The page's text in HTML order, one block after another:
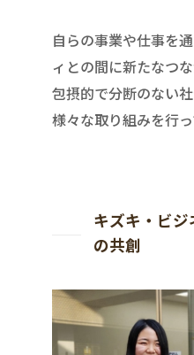
自らの事業や仕事を
ィとの間に新たなつ
包摂的で分断のない
様々な取り組みを行っ
キズキ・ビジ
の共創